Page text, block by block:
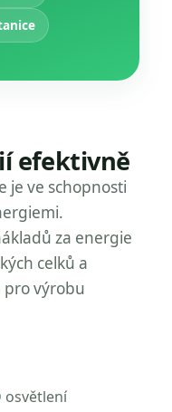
efektivně
je ve schopnosti
za energie
celků a
výrobu
osvětlení